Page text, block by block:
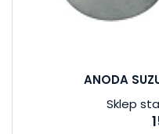
ANODA
Sklep